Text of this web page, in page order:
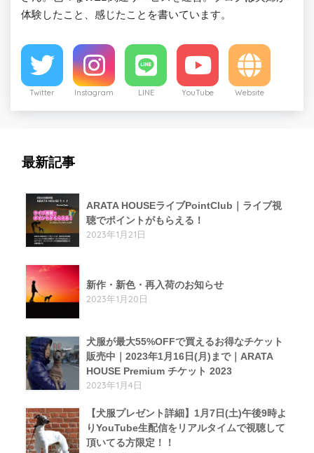
体験したこと、感じたことを書いています。
Twitter Instagram LINE YouTube Website
最新記事
ARATA HOUSEライブPointClub｜ライブ視
聴でポイントがもらえる！
2023年1月21日
新作・新色・再入荷のお知らせ
2023年1月20日
犬服が最大55%OFFで買えるお得なチケット
販売中｜2023年1月16日(月)まで｜ARATA
HOUSE Premium チケット 2023
2023年1月4日
【犬服プレゼント詳細】1月7日(土)午後9時よ
りYouTube生配信をリアルタイムで視聴して
頂いてる方限定！！